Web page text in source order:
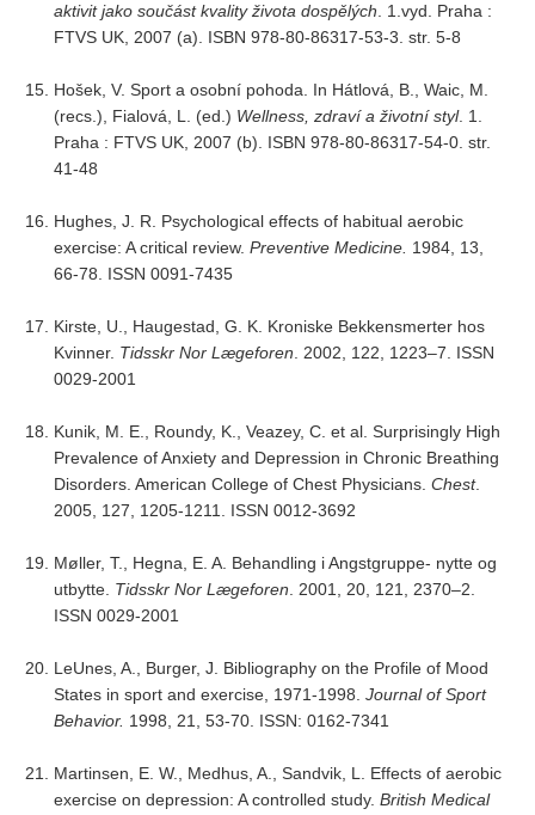
aktivit jako součást kvality života dospělých . 1.vyd. Praha :
FTVS UK, 2007 (a). ISBN 978-80-86317-53-3. str. 5-8
Hošek, V. Sport a osobní pohoda. In Hátlová, B., Waic, M.
(recs.), Fialová, L. (ed.) Wellness, zdraví a životní styl. 1.
Praha : FTVS UK, 2007 (b). ISBN 978-80-86317-54-0. str.
41-48
Hughes, J. R. Psychological effects of habitual aerobic
exercise: A critical review. Preventive Medicine. 1984, 13,
66-78. ISSN 0091-7435
Kirste, U., Haugestad, G. K. Kroniske Bekkensmerter hos
Kvinner. Tidsskr Nor Lægeforen . 2002, 122, 1223–7. ISSN
0029-2001
Kunik, M. E., Roundy, K., Veazey, C. et al. Surprisingly High
Prevalence of Anxiety and Depression in Chronic Breathing
Disorders. American College of Chest Physicians. Chest.
2005, 127, 1205-1211. ISSN 0012-3692
Møller, T., Hegna, E. A. Behandling i Angstgruppe- nytte og
utbytte. Tidsskr Nor Lægeforen . 2001, 20, 121, 2370–2.
ISSN 0029-2001
LeUnes, A., Burger, J. Bibliography on the Profile of Mood
States in sport and exercise, 1971-1998. Journal of Sport
Behavior. 1998, 21, 53-70. ISSN: 0162-7341
Martinsen, E. W., Medhus, A., Sandvik, L. Effects of aerobic
exercise on depression: A controlled study. British Medical